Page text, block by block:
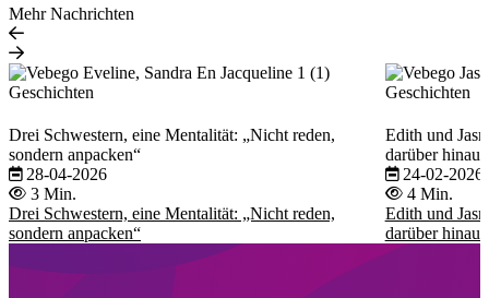
Mehr Nachrichten
Geschichten
Drei Schwestern, eine Mentalität: „Nicht reden,
sondern anpacken“
28-04-2026
3 Min.
Drei Schwestern, eine Mentalität: „Nicht reden,
sondern anpacken“
Geschichten
Edith und
darüber hinaus
24-02-2026
4 Min.
Edith und
darüber hinaus